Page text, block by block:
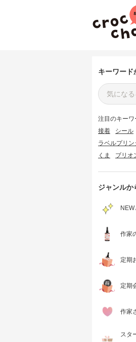
キーワード
注目のキーワ
接着
シール
ラベルプリン
くま
ブリオ
ジャンルか
NEW
作家
定期
定期
作家
スタ